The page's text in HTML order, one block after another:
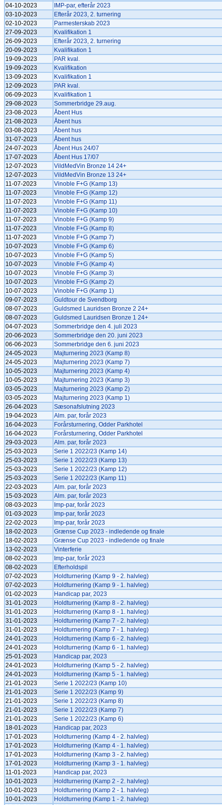
04-10-2023
IMP-par, efterår 2023
03-10-2023
Efterår 2023, 2. turnering
02-10-2023
Parmesterskab 2023
27-09-2023
Kvalifikation 1
26-09-2023
Efterår 2023, 2. turnering
20-09-2023
Kvalifikation 1
19-09-2023
PAR kval.
19-09-2023
Kvalifikation
13-09-2023
Kvalifikation 1
12-09-2023
PAR kval.
06-09-2023
Kvalifikation 1
29-08-2023
Sommerbridge 29.aug.
23-08-2023
Åbent Hus
21-08-2023
Åbent hus
03-08-2023
Åbent hus
31-07-2023
Åbent hus
24-07-2023
Åbent Hus 24/07
17-07-2023
Åbent Hus 17/07
12-07-2023
VildMedVin Bronze 14 24+
12-07-2023
VildMedVin Bronze 13 24+
11-07-2023
Vinoble F+G (Kamp 13)
11-07-2023
Vinoble F+G (Kamp 12)
11-07-2023
Vinoble F+G (Kamp 11)
11-07-2023
Vinoble F+G (Kamp 10)
11-07-2023
Vinoble F+G (Kamp 9)
11-07-2023
Vinoble F+G (Kamp 8)
11-07-2023
Vinoble F+G (Kamp 7)
10-07-2023
Vinoble F+G (Kamp 6)
10-07-2023
Vinoble F+G (Kamp 5)
10-07-2023
Vinoble F+G (Kamp 4)
10-07-2023
Vinoble F+G (Kamp 3)
10-07-2023
Vinoble F+G (Kamp 2)
10-07-2023
Vinoble F+G (Kamp 1)
09-07-2023
Guldtour de Svendborg
08-07-2023
Guldsmed Lauridsen Bronze 2 24+
08-07-2023
Guldsmed Lauridsen Bronze 1 24+
04-07-2023
Sommerbridge den 4. juli 2023
20-06-2023
Sommerbridge den 20. juni 2023
06-06-2023
Sommerbridge den 6. juni 2023
24-05-2023
Majturnering 2023 (Kamp 8)
24-05-2023
Majturnering 2023 (Kamp 7)
10-05-2023
Majturnering 2023 (Kamp 4)
10-05-2023
Majturnering 2023 (Kamp 3)
03-05-2023
Majturnering 2023 (Kamp 2)
03-05-2023
Majturnering 2023 (Kamp 1)
26-04-2023
Sæsonafslutning 2023
19-04-2023
Alm. par, forår 2023
16-04-2023
Forårsturnering, Odder Parkhotel
16-04-2023
Forårsturnering, Odder Parkhotel
29-03-2023
Alm. par, forår 2023
25-03-2023
Serie 1 2022/23 (Kamp 14)
25-03-2023
Serie 1 2022/23 (Kamp 13)
25-03-2023
Serie 1 2022/23 (Kamp 12)
25-03-2023
Serie 1 2022/23 (Kamp 11)
22-03-2023
Alm. par, forår 2023
15-03-2023
Alm. par, forår 2023
08-03-2023
Imp-par, forår 2023
01-03-2023
Imp-par, forår 2023
22-02-2023
Imp-par, forår 2023
18-02-2023
Grænse Cup 2023 - indledende og finale
18-02-2023
Grænse Cup 2023 - indledende og finale
13-02-2023
Vinterferie
08-02-2023
Imp-par, forår 2023
08-02-2023
Efterholdspil
07-02-2023
Holdturnering (Kamp 9 - 2. halvleg)
07-02-2023
Holdturnering (Kamp 9 - 1. halvleg)
01-02-2023
Handicap par, 2023
31-01-2023
Holdturnering (Kamp 8 - 2. halvleg)
31-01-2023
Holdturnering (Kamp 8 - 1. halvleg)
31-01-2023
Holdturnering (Kamp 7 - 2. halvleg)
31-01-2023
Holdturnering (Kamp 7 - 1. halvleg)
24-01-2023
Holdturnering (Kamp 6 - 2. halvleg)
24-01-2023
Holdturnering (Kamp 6 - 1. halvleg)
25-01-2023
Handicap par, 2023
24-01-2023
Holdturnering (Kamp 5 - 2. halvleg)
24-01-2023
Holdturnering (Kamp 5 - 1. halvleg)
21-01-2023
Serie 1 2022/23 (Kamp 10)
21-01-2023
Serie 1 2022/23 (Kamp 9)
21-01-2023
Serie 1 2022/23 (Kamp 8)
21-01-2023
Serie 1 2022/23 (Kamp 7)
21-01-2023
Serie 1 2022/23 (Kamp 6)
18-01-2023
Handicap par, 2023
17-01-2023
Holdturnering (Kamp 4 - 2. halvleg)
17-01-2023
Holdturnering (Kamp 4 - 1. halvleg)
17-01-2023
Holdturnering (Kamp 3 - 2. halvleg)
17-01-2023
Holdturnering (Kamp 3 - 1. halvleg)
11-01-2023
Handicap par, 2023
10-01-2023
Holdturnering (Kamp 2 - 2. halvleg)
10-01-2023
Holdturnering (Kamp 2 - 1. halvleg)
10-01-2023
Holdturnering (Kamp 1 - 2. halvleg)